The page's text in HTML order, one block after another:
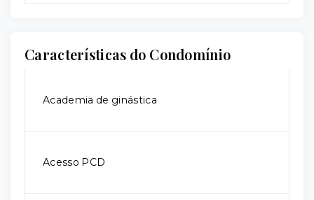
Características do Condomínio
Academia de ginástica
Acesso PCD